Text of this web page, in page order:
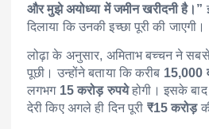
और मुझे अयोध्या में जमीन खरीदनी है।”
दिलाया कि उनकी इच्छा पूरी की जाएगी।
लोढ़ा के अनुसार, अमिताभ बच्चन ने
पूछी। उन्होंने बताया कि करीब 15,000
लगभग 15 करोड़ रुपयेहोगी। इसके बाद
देरी किए अगले ही दिन पूरी ₹15 करोड़